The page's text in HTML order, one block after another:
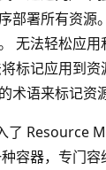
部署所有资源
无法轻松应
标记应用到
术语来标记资
了 Resource
容器，专门